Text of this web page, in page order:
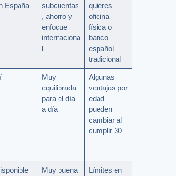
España
subcuentas
, ahorro y
enfoque
internaciona
l
quieres
oficina
física o
banco
español
tradicional
Muy
equilibrada
para el día
a día
Algunas
ventajas por
edad
pueden
cambiar al
cumplir 30
Muy buena
Límites en